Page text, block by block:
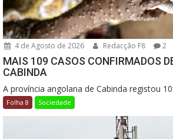
4 de Agosto de 2026 Redacção F8 2
MAIS 109 CASOS CONFIRMADOS
CABINDA
A província angolana de Cabinda registou
Folha 8 Sociedade